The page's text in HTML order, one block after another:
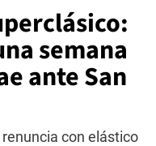
semana
ante San
con elástico